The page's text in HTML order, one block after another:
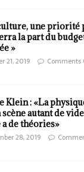
une priorité
la part du
»
21, 2019 Comments
Klein : «La
scène autant de
a de théories»
28, 2019